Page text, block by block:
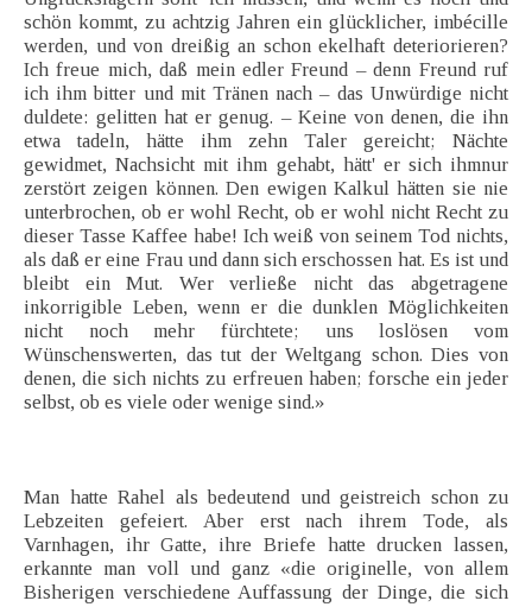
schön kommt, zu achtzig Jahren ein glücklicher, imbécille
werden, und von dreißig an schon ekelhaft deteriorieren?
Ich freue mich, daß mein edler Freund – denn Freund ruf
ich ihm bitter und mit Tränen nach – das Unwürdige nicht
duldete: gelitten hat er genug. – Keine von denen, die ihn
etwa tadeln, hätte ihm zehn Taler gereicht; Nächte
gewidmet, Nachsicht mit ihm gehabt, hätt' er sich ihmnur
zerstört zeigen können. Den ewigen Kalkul hätten sie nie
unterbrochen, ob er wohl Recht, ob er wohl nicht Recht zu
dieser Tasse Kaffee habe! Ich weiß von seinem Tod nichts,
als daß er eine Frau und dann sich erschossen hat. Es ist und
bleibt ein Mut. Wer verließe nicht das abgetragene
inkorrigible Leben, wenn er die dunklen Möglichkeiten
nicht noch mehr fürchtete; uns loslösen vom
Wünschenswerten, das tut der Weltgang schon. Dies von
denen, die sich nichts zu erfreuen haben; forsche ein jeder
selbst, ob es viele oder wenige sind.»
Man hatte Rahel als bedeutend und geistreich schon zu
Lebzeiten gefeiert. Aber erst nach ihrem Tode, als
Varnhagen, ihr Gatte, ihre Briefe hatte drucken lassen,
erkannte man voll und ganz «die originelle, von allem
Bisherigen verschiedene Auffassung der Dinge, die sich